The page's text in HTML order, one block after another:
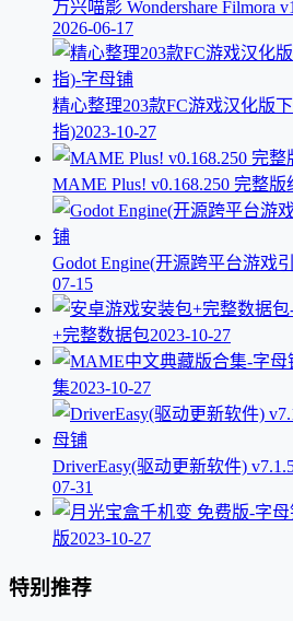
万兴喵影 Wondershare Filmora
2026-06-17
精心整理203款FC游戏汉化版
指)2023-10-27
MAME Plus! v0.168.250 完整
Godot Engine(开源跨平台游戏
07-15
+完整数据包2023-10-27
集2023-10-27
DriverEasy(驱动更新软件)
07-31
版2023-10-27
特别推荐